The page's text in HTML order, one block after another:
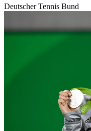
Deutscher Tennis Bund